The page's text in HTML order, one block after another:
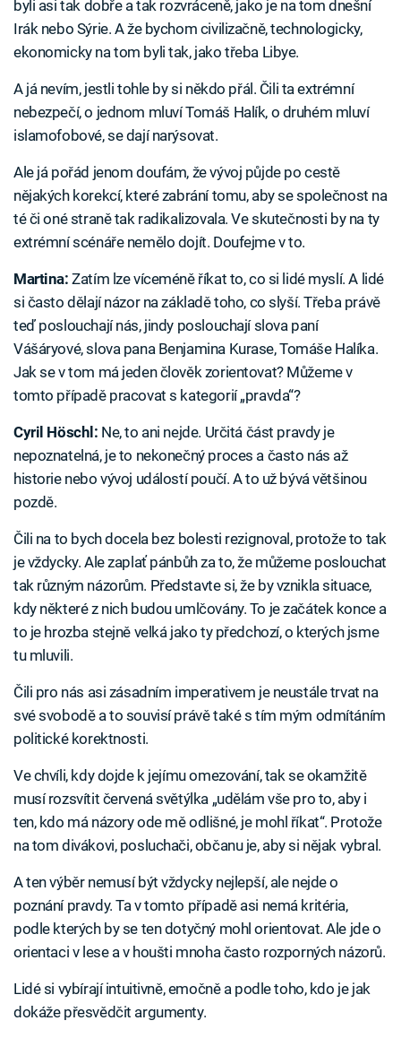
byli asi tak dobře a tak rozvráceně, jako je na tom dnešní
Irák nebo Sýrie. A že bychom civilizačně, technologicky,
ekonomicky na tom byli tak, jako třeba Libye.
A já nevím, jestli tohle by si někdo přál. Čili ta extrémní
nebezpečí, o jednom mluví Tomáš Halík, o druhém mluví
islamofobové, se dají narýsovat.
Ale já pořád jenom doufám, že vývoj půjde po cestě
nějakých korekcí, které zabrání tomu, aby se společnost na
té či oné straně tak radikalizovala. Ve skutečnosti by na ty
extrémní scénáře nemělo dojít. Doufejme v to.
Martina:Zatím lze víceméně říkat to, co si lidé myslí. A lidé
si často dělají názor na základě toho, co slyší. Třeba právě
teď poslouchají nás, jindy poslouchají slova paní
Vášáryové, slova pana Benjamina Kurase, Tomáše Halíka.
Jak se v tom má jeden člověk zorientovat? Můžeme v
tomto případě pracovat s kategorií „pravda“?
Cyril Höschl: Ne, to ani nejde. Určitá část pravdy je
nepoznatelná, je to nekonečný proces a často nás až
historie nebo vývoj událostí poučí. A to už bývá většinou
pozdě.
Čili na to bych docela bez bolesti rezignoval, protože to tak
je vždycky. Ale zaplať pánbůh za to, že můžeme poslouchat
tak různým názorům. Představte si, že by vznikla situace,
kdy některé z nich budou umlčovány. To je začátek konce a
to je hrozba stejně velká jako ty předchozí, o kterých jsme
tu mluvili.
Čili pro nás asi zásadním imperativem je neustále trvat na
své svobodě a to souvisí právě také s tím mým odmítáním
politické korektnosti.
Ve chvíli, kdy dojde k jejímu omezování, tak se okamžitě
musí rozsvítit červená světýlka „udělám vše pro to, aby i
ten, kdo má názory ode mě odlišné, je mohl říkat“. Protože
na tom divákovi, posluchači, občanu je, aby si nějak vybral.
A ten výběr nemusí být vždycky nejlepší, ale nejde o
poznání pravdy. Ta v tomto případě asi nemá kritéria,
podle kterých by se ten dotyčný mohl orientovat. Ale jde o
orientaci v lese a v houšti mnoha často rozporných názorů.
Lidé si vybírají intuitivně, emočně a podle toho, kdo je jak
dokáže přesvědčit argumenty.